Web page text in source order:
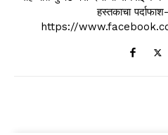
हस्तकाचा
https://